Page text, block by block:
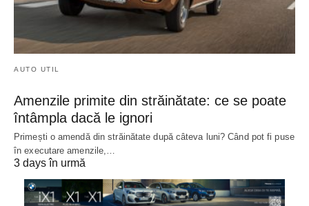
AUTO UTIL
Amenzile primite din străinătate: ce se poate
întâmpla dacă le ignori
Primești o amendă din străinătate după câteva luni? Când pot fi puse
în executare amenzile,…
3 days în urmă